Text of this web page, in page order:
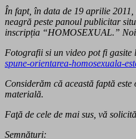
În fapt, în data de 19 aprilie
neagră peste panoul publicitar
inscripția “HOMOSEXUAL.” Noi
Fotografii si un video pot fi gasite
spune-orientarea-homosexuala-
Considerăm că această faptă
materială.
Faţă de cele de mai sus, vă